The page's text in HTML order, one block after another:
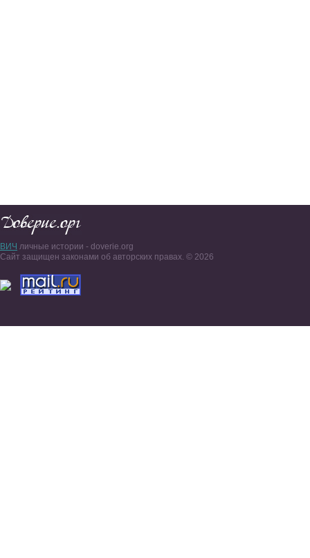
ВИЧ личные истории - doverie.org
Сайт защищен законами об авторских правах. © 2026